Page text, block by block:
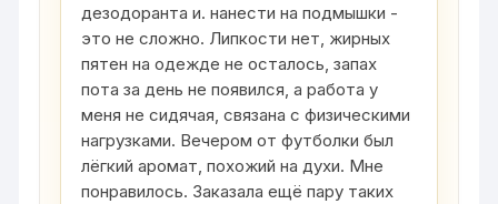
дезодоранта и. нанести на подмышки -
это не сложно. Липкости нет, жирных
пятен на одежде не осталось, запах
пота за день не появился, а работа у
меня не сидячая, связана с физическими
нагрузками. Вечером от футболки был
лёгкий аромат, похожий на духи. Мне
понравилось. Заказала ещё пару таких